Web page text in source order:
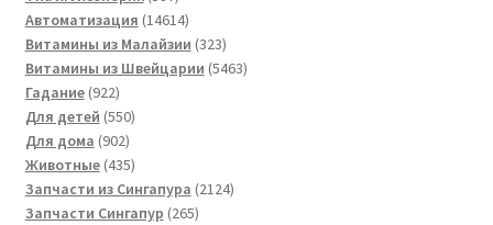
товаров
Автоматизация 1461414614
товаров
Витамины из Малайзии 323323
товара
Витамины из Швейцарии 54635463
Гадание 922922
товара
Для детей 550550
Для дома 902902
товара
Животные 435435
товаров
Запчасти из Сингапура 21242124
Запчасти Сингапур 265265